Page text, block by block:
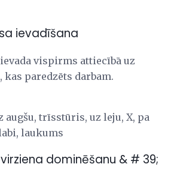
ievadīšana
vispirms attiecībā uz
paredzēts darbam.
augšu, trīsstūris, uz leju, X, pa
laukums
dominēšanu & # 39;